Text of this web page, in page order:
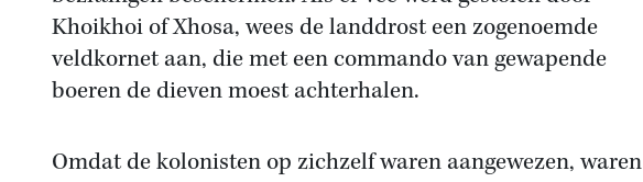
Khoikhoi of Xhosa, wees de landdrost een zogenoemde
veldkornet aan, die met een commando van gewapende
boeren de dieven moest achterhalen.
Omdat de kolonisten op zichzelf waren aangewezen, waren